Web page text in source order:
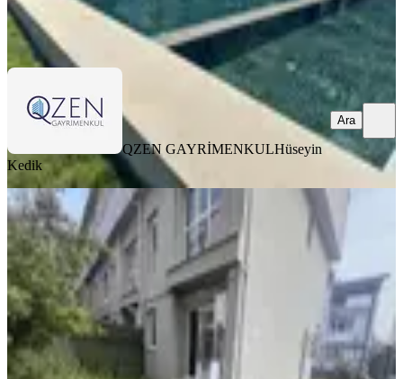
QZEN GAYRİMENKUL Hüseyin Kedik
Ara
QZEN GAYRİMENKULHüseyin
Kedik
Ara
Qzen' Den Gazipaşada Kiralık 4+1
Villa
İzmir, Menderes
4+1·160 m²· 05.06.2026
50.000 ₺